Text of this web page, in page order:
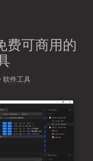
费可商用的
软件工具